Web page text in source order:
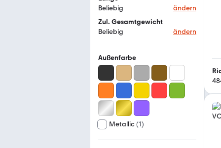
Beliebig
ändern
Zul. Gesamtgewicht
Beliebig
ändern
Außenfarbe
Metallic(1)